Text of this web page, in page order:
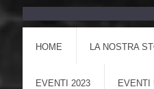
HOME LA NOSTRA
EVENTI 2023 EVENTI